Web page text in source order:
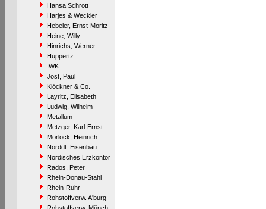
Hansa Schrott
Harjes & Weckler
Hebeler, Ernst-Moritz
Heine, Willy
Hinrichs, Werner
Huppertz
IWK
Jost, Paul
Klöckner & Co.
Layritz, Elisabeth
Ludwig, Wilhelm
Metallum
Metzger, Karl-Ernst
Morlock, Heinrich
Norddt. Eisenbau
Nordisches Erzkontor
Rados, Peter
Rhein-Donau-Stahl
Rhein-Ruhr
Rohstoffverw. A'burg